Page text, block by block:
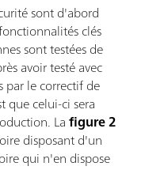
sont d'abord
clés
sont testées de
avoir testé avec
par le correctif de
que celui-ci sera
Lafigure 2
disposant d'un
qui n'en dispose